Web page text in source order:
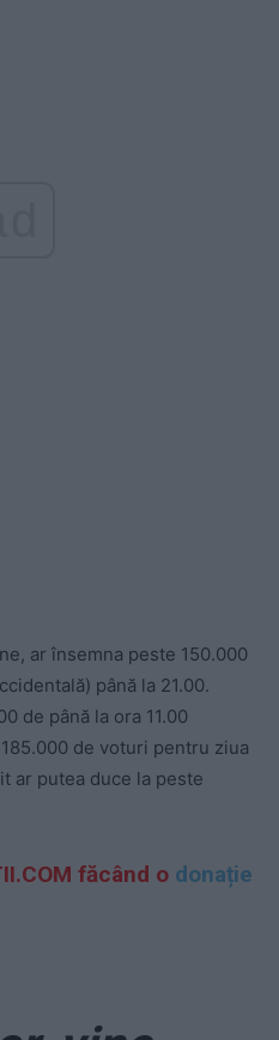
ar însemna peste 150.000
până la 21.00.
de până la ora 11.00
de voturi pentru ziua
ar putea duce la peste
făcând o donație